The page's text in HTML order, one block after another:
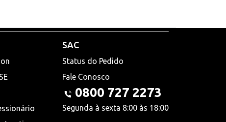
SAC
Status do Pedido
Fale Conosco
0800 727 2273
Segunda à sexta 8:00 às 18:00